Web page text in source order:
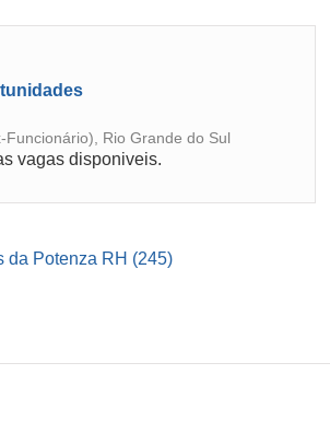
Rio Grande do Sul
vagas disponiveis.
da Potenza RH (245)